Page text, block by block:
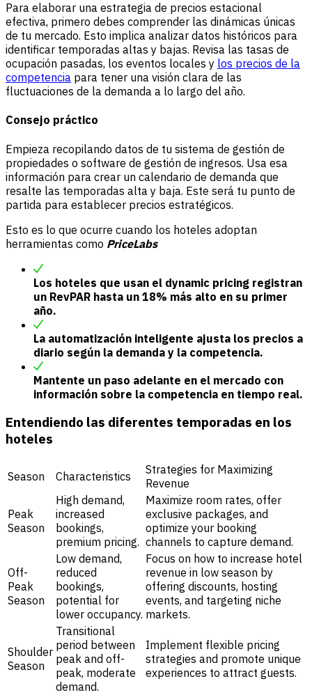
Para elaborar una estrategia de precios estacional
efectiva, primero debes comprender las dinámicas únicas
de tu mercado. Esto implica analizar datos históricos para
identificar temporadas altas y bajas. Revisa las tasas de
ocupación pasadas, los eventos locales y los precios de la
competencia para tener una visión clara de las
fluctuaciones de la demanda a lo largo del año.
Consejo práctico
Empieza recopilando datos de tu sistema de gestión de
propiedades o software de gestión de ingresos. Usa esa
información para crear un calendario de demanda que
resalte las temporadas alta y baja. Este será tu punto de
partida para establecer precios estratégicos.
Esto es lo que ocurre cuando los hoteles adoptan
herramientas como PriceLabs
Los hoteles que usan el dynamic pricing registran
un RevPAR hasta un 18% más alto en su primer
año.
La automatización inteligente ajusta los precios a
diario según la demanda y la competencia.
Mantente un paso adelante en el mercado con
información sobre la competencia en tiempo real.
Entendiendo las diferentes temporadas en los
hoteles
Season Characteristics
Strategies for Maximizing
Revenue
Peak
Season
High demand,
increased
bookings,
premium pricing.
Maximize room rates, offer
exclusive packages, and
optimize your booking
channels to capture demand.
Off-
Peak
Season
Low demand,
reduced
bookings,
potential for
lower occupancy.
Focus on how to increase hotel
revenue in low season by
offering discounts, hosting
events, and targeting niche
markets.
Shoulder
Season
Transitional
period between
peak and off-
peak, moderate
demand.
Implement flexible pricing
strategies and promote unique
experiences to attract guests.